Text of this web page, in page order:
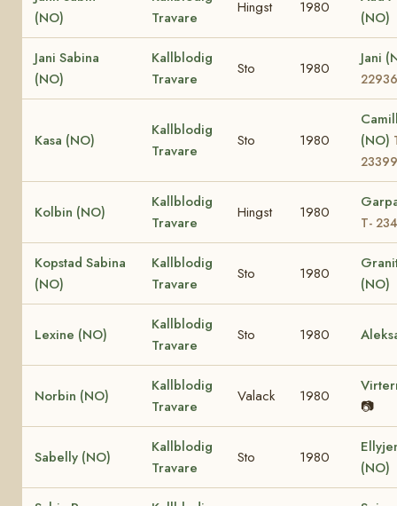
(NO)
Travare
Hingst 1980
(NO)
Jani Sabina
(NO)
Kallblodig
Travare
Sto 1980
Jani
22936
Kasa (NO)
Kallblodig
Travare
Sto 1980
(NO)
23399
Kolbin (NO)
Kallblodig
Travare
Hingst 1980
T-
Kopstad Sabina
(NO)
Kallblodig
Travare
Sto 1980
(NO)
Lexine (NO)
Kallblodig
Travare
Sto 1980
Norbin (NO)
Kallblodig
Travare
Valack 1980
📷
Sabelly (NO)
Kallblodig
Travare
Sto 1980
(NO)